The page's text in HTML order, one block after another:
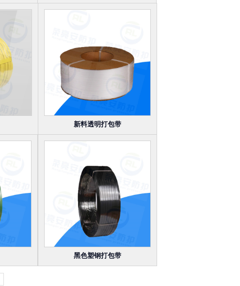
新料透明打包带
黑色塑钢打包带